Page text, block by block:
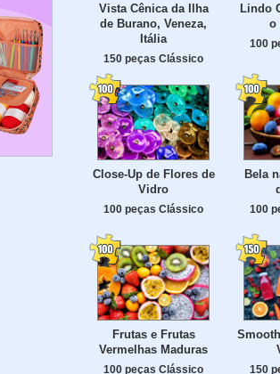
Vista Cênica da Ilha
de Burano, Veneza,
Itália
150 peças Clássico
Lindo
o
100
Close-Up de Flores de
Vidro
100 peças Clássico
Bela
100
Frutas e Frutas
Vermelhas Maduras
100 peças Clássico 150